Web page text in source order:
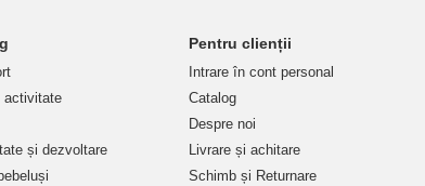
activitate
și dezvoltare
Pentru clienții
Intrare în cont personal
Catalog
Despre noi
Livrare și achitare
Schimb și Returnare